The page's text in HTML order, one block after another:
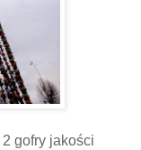
gofry jakości